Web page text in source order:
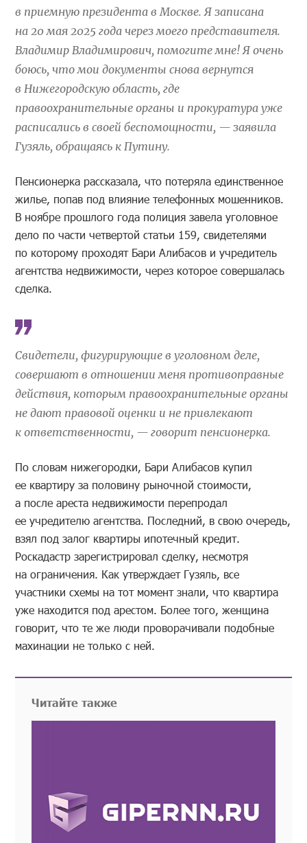
в приемную президента в Москве. Я записана
на 20 мая 2025 года через моего представителя.
Владимир Владимирович, помогите мне! Я очень
боюсь, что мои документы снова вернутся
в Нижегородскую область, где
правоохранительные органы и прокуратура уже
расписались в своей беспомощности, — заявила
Гузяль, обращаясь к Путину.
Пенсионерка рассказала, что потеряла единственное
жилье, попав под влияние телефонных мошенников.
В ноябре прошлого года полиция завела уголовное
дело по части четвертой статьи 159, свидетелями
по которому проходят Бари Алибасов и учредитель
агентства недвижимости, через которое совершалась
сделка.
Свидетели, фигурирующие в уголовном деле,
совершают в отношении меня противоправные
действия, которым правоохранительные органы
не дают правовой оценки и не привлекают
к ответственности, — говорит пенсионерка.
По словам нижегородки, Бари Алибасов купил
ее квартиру за половину рыночной стоимости,
а после ареста недвижимости перепродал
ее учредителю агентства. Последний, в свою очередь,
взял под залог квартиры ипотечный кредит.
Роскадастр зарегистрировал сделку, несмотря
на ограничения. Как утверждает Гузяль, все
участники схемы на тот момент знали, что квартира
уже находится под арестом. Более того, женщина
говорит, что те же люди проворачивали подобные
махинации не только с ней.
Читайте также